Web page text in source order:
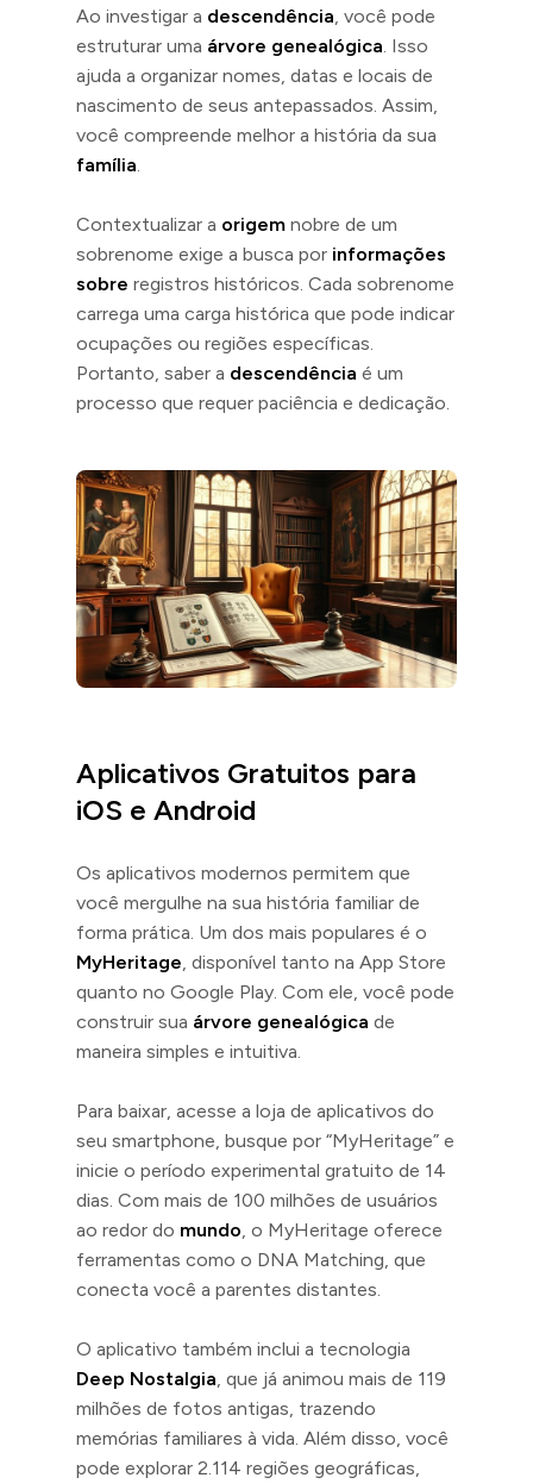
Ao investigar a descendência, você pode
estruturar uma árvore genealógica. Isso
ajuda a organizar nomes, datas e locais de
nascimento de seus antepassados. Assim,
você compreende melhor a história da sua
família.
Contextualizar a origem nobre de um
sobrenome exige a busca por informações
sobre registros históricos. Cada sobrenome
carrega uma carga histórica que pode indicar
ocupações ou regiões específicas.
Portanto, saber a descendência é um
processo que requer paciência e dedicação.
Aplicativos Gratuitos para
iOS e Android
Os aplicativos modernos permitem que
você mergulhe na sua história familiar de
forma prática. Um dos mais populares é o
MyHeritage, disponível tanto na App Store
quanto no Google Play. Com ele, você pode
construir sua árvore genealógica de
maneira simples e intuitiva.
Para baixar, acesse a loja de aplicativos do
seu smartphone, busque por “MyHeritage” e
inicie o período experimental gratuito de 14
dias. Com mais de 100 milhões de usuários
ao redor do mundo, o MyHeritage oferece
ferramentas como o DNA Matching, que
conecta você a parentes distantes.
O aplicativo também inclui a tecnologia
Deep Nostalgia, que já animou mais de 119
milhões de fotos antigas, trazendo
memórias familiares à vida. Além disso, você
pode explorar 2.114 regiões geográficas,